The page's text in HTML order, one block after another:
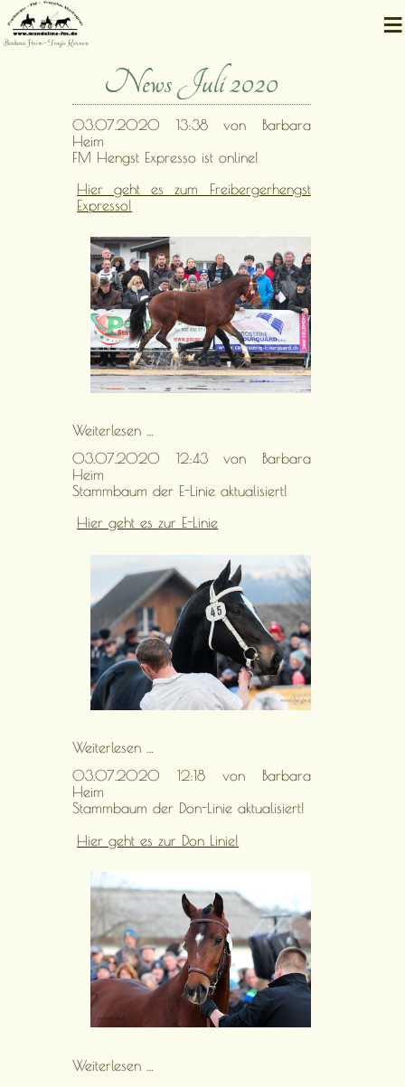
Barbara Heim • Tanja Kernen ≡
News Juli 2020
03.07.2020 13:38von Barbara
Heim
FM Hengst Expresso ist online!
Hier geht es zum Freibergerhengst
Expresso!
Weiterlesen …
Expresso
online!
03.07.2020 12:43von Barbara
Heim
Stammbaum der E-Linie aktualisiert!
Hier geht es zur E-Linie
Weiterlesen …
E-
aktualisiert!
03.07.2020 12:18von Barbara
Heim
Stammbaum der Don-Linie aktualisiert!
Hier geht es zur Don Linie!
Weiterlesen …